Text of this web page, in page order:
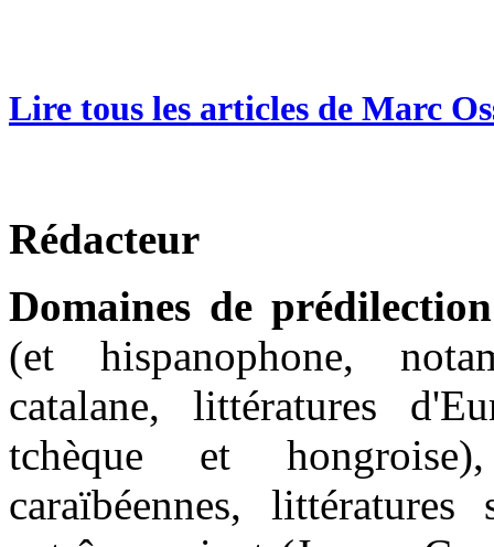
Lire tous les articles de Marc
Rédacteur
Domaines de prédilection
(et hispanophone,
catalane, littératures
tchèque et
caraïbéennes,